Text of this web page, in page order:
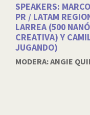
SPEAKERS:
PR / LATAM
LARREA (500
CREATIVA) Y
JUGANDO)
MODERA: ANGIE